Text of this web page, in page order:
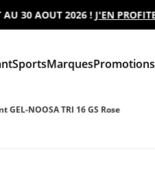
AOUT 2026 !J'EN PROFITE
SportsMarquesPromotions
NOOSA TRI 16 GS Rose